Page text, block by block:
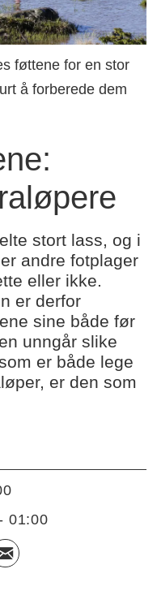
føttene for en stor
å forberede dem
stort lass, og i
andre fotplager
eller ikke.
er derfor
sine både før
unngår slike
er både lege
er den som
01:00